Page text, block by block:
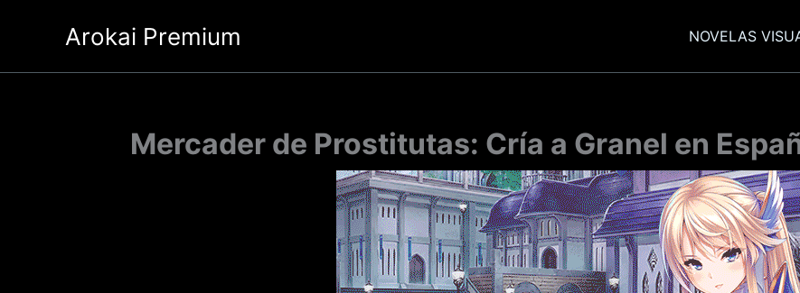
Arokai Premium NOVELAS
Mercader de Prostitutas: Cría a Granel en